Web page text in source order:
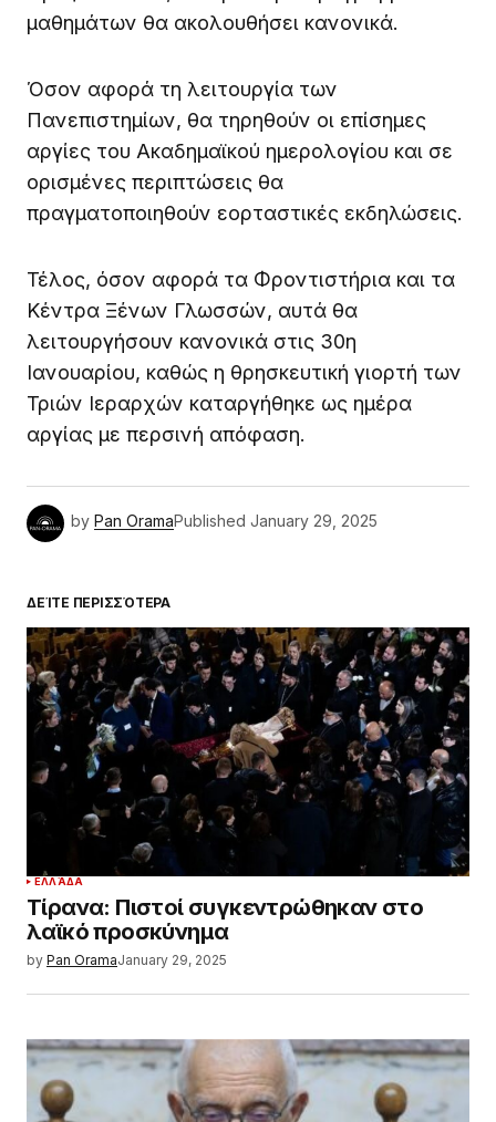
μαθημάτων θα ακολουθήσει κανονικά.
Όσον αφορά τη λειτουργία των
Πανεπιστημίων, θα τηρηθούν οι επίσημες
αργίες του Ακαδημαϊκού ημερολογίου και σε
ορισμένες περιπτώσεις θα
πραγματοποιηθούν εορταστικές εκδηλώσεις.
Τέλος, όσον αφορά τα Φροντιστήρια και τα
Κέντρα Ξένων Γλωσσών, αυτά θα
λειτουργήσουν κανονικά στις 30η
Ιανουαρίου, καθώς η θρησκευτική γιορτή των
Τριών Ιεραρχών καταργήθηκε ως ημέρα
αργίας με περσινή απόφαση.
by Pan OramaPublished January 29, 2025
ΔΕΊΤΕ ΠΕΡΙΣΣΌΤΕΡΑ
ΕΛΛΆΔΑ
Τίρανα: Πιστοί συγκεντρώθηκαν στο
λαϊκό προσκύνημα
by Pan OramaJanuary 29, 2025